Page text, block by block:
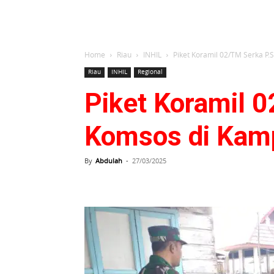
Home Riau INHIL Piket Koramil 02/TM Serka
Riau INHIL Regional
Piket Koramil
Komsos di
By Abdulah - 27/03/2025